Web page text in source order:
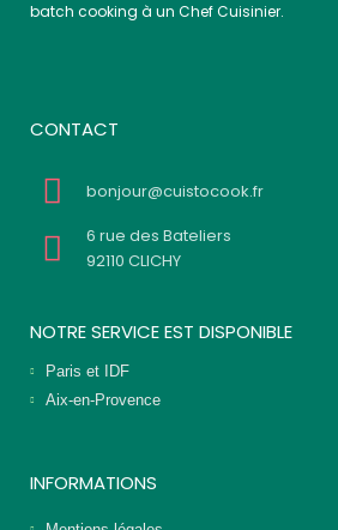
batch cooking à un Chef Cuisinier.
CONTACT
bonjour@cuistocook.fr
6 rue des Bateliers
92110 CLICHY
NOTRE SERVICE EST DISPONIBLE
Paris et IDF
Aix-en-Provence
INFORMATIONS